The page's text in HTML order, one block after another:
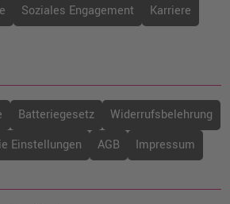
Soziales Engagement
Karriere
Batteriegesetz
Widerrufsbelehrung
Einstellungen AGB Impressum